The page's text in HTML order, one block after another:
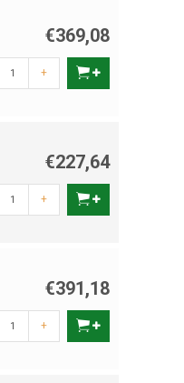
€369,08
+
€227,64
+
€391,18
+